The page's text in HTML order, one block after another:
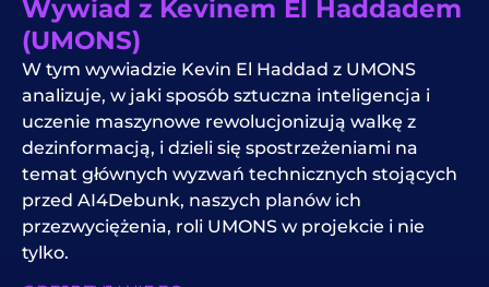
Wywiad z Kevinem El Haddadem
(UMONS)
W tym wywiadzie Kevin El Haddad z UMONS
analizuje, w jaki sposób sztuczna inteligencja i
uczenie maszynowe rewolucjonizują walkę z
dezinformacją, i dzieli się spostrzeżeniami na
temat głównych wyzwań technicznych stojących
przed AI4Debunk, naszych planów ich
przezwyciężenia, roli UMONS w projekcie i nie
tylko.